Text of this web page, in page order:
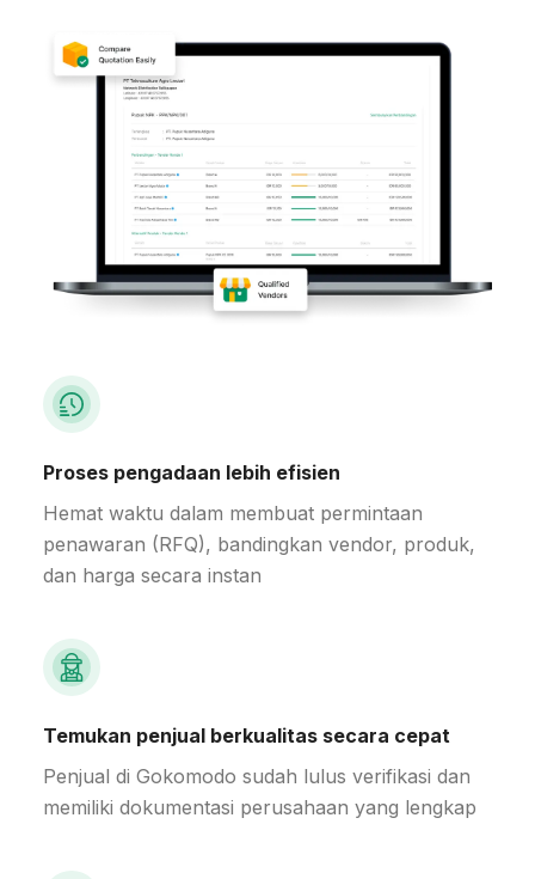
Proses pengadaan lebih efisien
Hemat waktu dalam membuat permintaan
penawaran (RFQ), bandingkan vendor, produk,
dan harga secara instan
Temukan penjual berkualitas secara cepat
Penjual di Gokomodo sudah lulus verifikasi dan
memiliki dokumentasi perusahaan yang lengkap